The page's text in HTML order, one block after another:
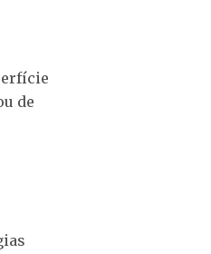
de